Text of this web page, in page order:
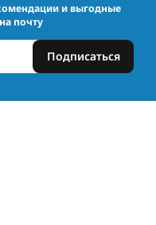
и выгодные
почту
Подписаться